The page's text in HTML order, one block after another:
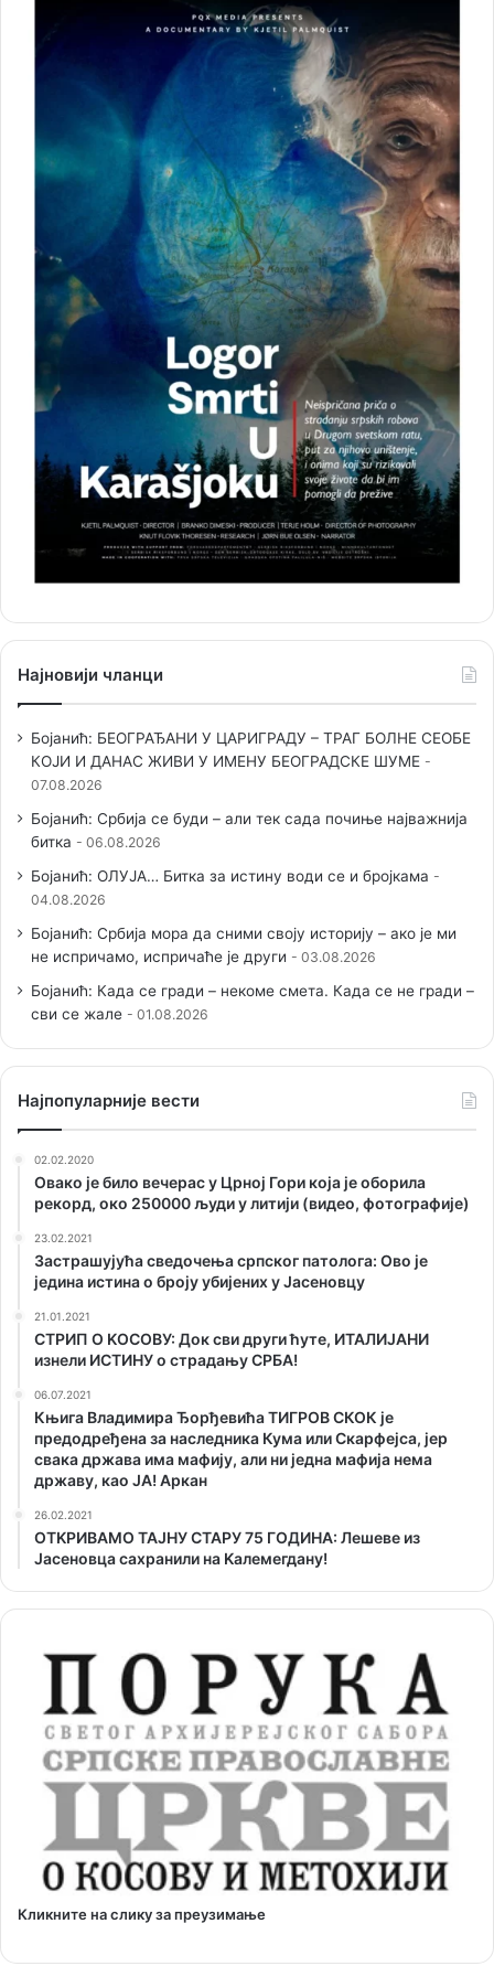
Најновији чланци
Бојанић: БЕОГРАЂАНИ У ЦАРИГРАДУ – ТРАГ БОЛНЕ СЕОБЕ
КОЈИ И ДАНАС ЖИВИ У ИМЕНУ БЕОГРАДСКЕ ШУМЕ
07.08.2026
Бојанић: Србија се буди – али тек сада почиње најважнија
битка
06.08.2026
Бојанић: ОЛУЈА… Битка за истину води се и бројкама
04.08.2026
Бојанић: Србија мора да сними своју историју – ако је ми
не испричамо, испричаће је други
03.08.2026
Бојанић: Када се гради – некоме смета. Када се не гради –
сви се жале
01.08.2026
Наjпопуларније вести
02.02.2020
Овако је било вечерас у Црној Гори која је оборила
рекорд, око 250000 људи у литији (видео, фотографије)
23.02.2021
Застрашујућа сведочења српског патолога: Ово је
једина истина о броју убијених у Јасеновцу
21.01.2021
СТРИП О KОСОВУ: Док сви други ћуте, ИТАЛИЈАНИ
изнели ИСТИНУ о страдању СРБА!
06.07.2021
Књига Владимира Ђорђевића ТИГРОВ СКОК је
предодређена за наследника Кума или Скарфејса, јер
свака држава има мафију, али ни једна мафија нема
државу, као ЈА! Аркан
26.02.2021
ОТKРИВАМО ТАЈНУ СТАРУ 75 ГОДИНА: Лешеве из
Јасеновца сахранили на Kалемегдану!
Кликните на слику за преузимање